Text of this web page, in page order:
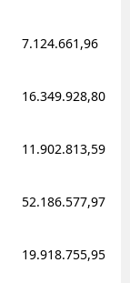
7.124.661,96
16.349.928,80
11.902.813,59
52.186.577,97
19.918.755,95